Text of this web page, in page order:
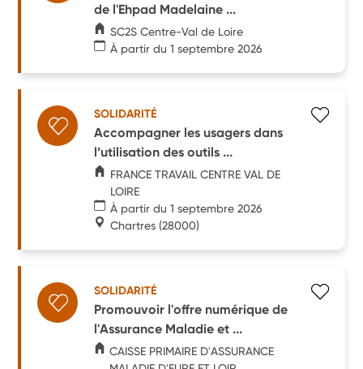
de l'Ehpad Madelaine ...
SC2S Centre-Val de Loire
À partir du 1 septembre 2026
SOLIDARITÉ
Accompagner les usagers dans
l’utilisation des outils ...
FRANCE TRAVAIL CENTRE VAL DE
LOIRE
À partir du 1 septembre 2026
Chartres (28000)
SOLIDARITÉ
Promouvoir l'offre numérique de
l'Assurance Maladie et ...
CAISSE PRIMAIRE D'ASSURANCE